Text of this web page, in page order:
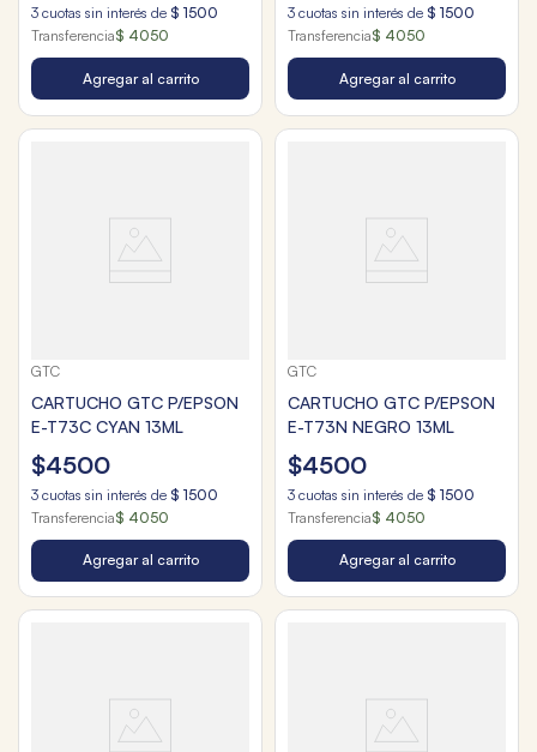
3 cuotas sin interés de $ 1500
Transferencia$ 4050
Agregar al carrito
3 cuotas sin interés de $ 1500
Transferencia$ 4050
Agregar al carrito
GTC
CARTUCHO GTC P/EPSON
E-T73C CYAN 13ML
$4500
3 cuotas sin interés de $ 1500
Transferencia$ 4050
Agregar al carrito
GTC
CARTUCHO GTC P/EPSON
E-T73N NEGRO 13ML
$4500
3 cuotas sin interés de $ 1500
Transferencia$ 4050
Agregar al carrito